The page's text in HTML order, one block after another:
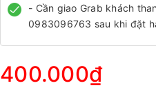
- Cần giao Grab khách
0983096763 sau khi đặt
400.000₫